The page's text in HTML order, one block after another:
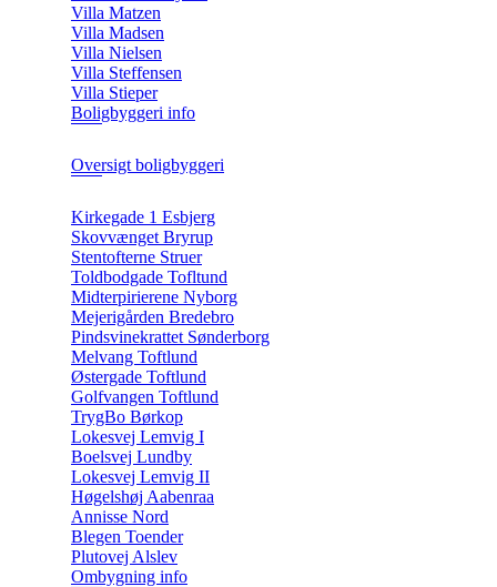
Villa Matzen
Villa Madsen
Villa Nielsen
Villa Steffensen
Villa Stieper
Boligbyggeri info
Oversigt boligbyggeri
Kirkegade 1 Esbjerg
Skovvænget Bryrup
Stentofterne Struer
Toldbodgade Tofltund
Midterpirierene Nyborg
Mejerigården Bredebro
Pindsvinekrattet Sønderborg
Melvang Toftlund
Østergade Toftlund
Golfvangen Toftlund
TrygBo Børkop
Lokesvej Lemvig I
Boelsvej Lundby
Lokesvej Lemvig II
Høgelshøj Aabenraa
Annisse Nord
Blegen Toender
Plutovej Alslev
Ombygning info